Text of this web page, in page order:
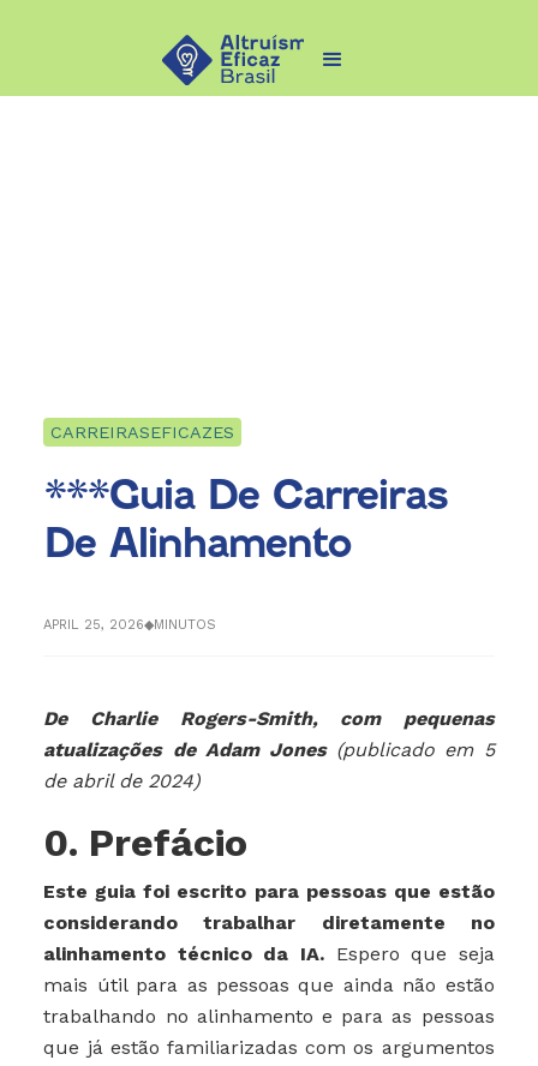
CARREIRASEFICAZES
***Guia De Carreiras
De Alinhamento
APRIL 25, 2026◆MINUTOS
De Charlie Rogers-Smith, com pequenas
atualizações de Adam Jones(publicado em 5
de abril de 2024)
0. Prefácio
Este guia foi escrito para pessoas que estão
considerando trabalhar diretamente no
alinhamento técnico da IA. Espero que seja
mais útil para as pessoas que ainda não estão
trabalhando no alinhamento e para as pessoas
que já estão familiarizadas com os argumentos